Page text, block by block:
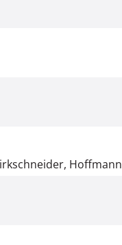
Hoffmann